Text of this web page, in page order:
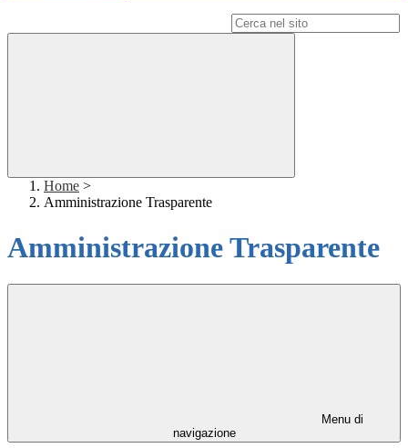
Home >
Amministrazione Trasparente
Amministrazione Trasparente
Menu di
navigazione